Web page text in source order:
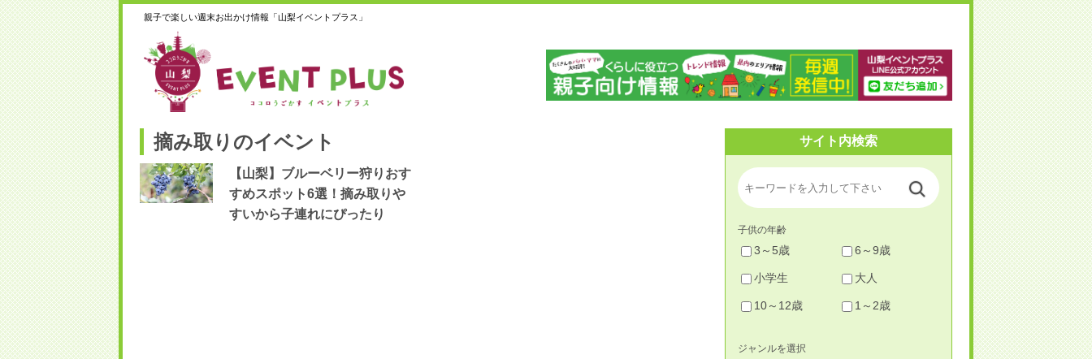
親子で楽しい週末お出かけ情報「山梨イベントプラス」
摘み取りのイベント
【山梨】ブルーベリー狩りおす
すめスポット6選！摘み取りや
すいから子連れにぴったり
サイト内検索
子供の年齢
3～5歳 6～9歳
小学生 大人
10～12歳 1～2歳
ジャンルを選択